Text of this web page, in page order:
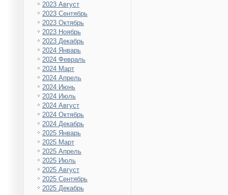
2023 Август
2023 Сентябрь
2023 Октябрь
2023 Ноябрь
2023 Декабрь
2024 Январь
2024 Февраль
2024 Март
2024 Апрель
2024 Июнь
2024 Июль
2024 Август
2024 Октябрь
2024 Декабрь
2025 Январь
2025 Март
2025 Апрель
2025 Июль
2025 Август
2025 Сентябрь
2025 Декабрь